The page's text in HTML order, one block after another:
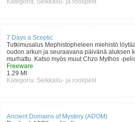
Kategoria: Seikkailu- ja roolipelit
7 Days a Sceptic
Tutkimusalus Mephistopheleen miehistö
oudon arkun ja seuraavana päivänä aluksen
murhattu. Katso myös muut Chzo Mythos -
Freeware
1.29 Mt
Kategoria: Seikkailu- ja roolipelit
Ancient Domains of Mystery (ADOM)